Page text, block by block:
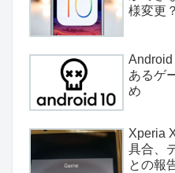
様変更？
あるゲ
め
Xperia
具合、
との報